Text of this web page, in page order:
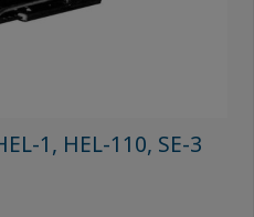
1, HEL-110, SE-3